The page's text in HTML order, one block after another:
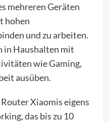
mehreren Geräten
hohen
und zu arbeiten.
in Haushalten mit
wie Gaming,
ausüben.
Xiaomis eigens
das bis zu 10